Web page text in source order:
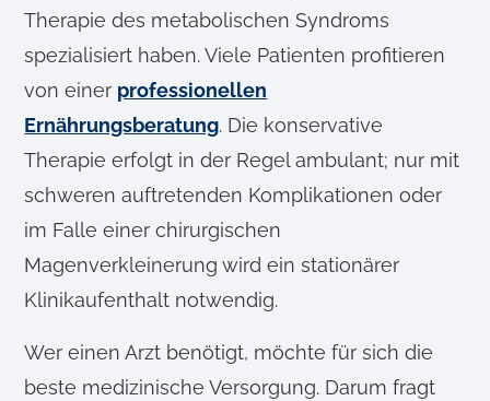
Therapie des metabolischen Syndroms
spezialisiert haben. Viele Patienten profitieren
von einer professionellen
Ernährungsberatung. Die konservative
Therapie erfolgt in der Regel ambulant; nur mit
schweren auftretenden Komplikationen oder
im Falle einer chirurgischen
Magenverkleinerung wird ein stationärer
Klinikaufenthalt notwendig.
Wer einen Arzt benötigt, möchte für sich die
beste medizinische Versorgung. Darum fragt